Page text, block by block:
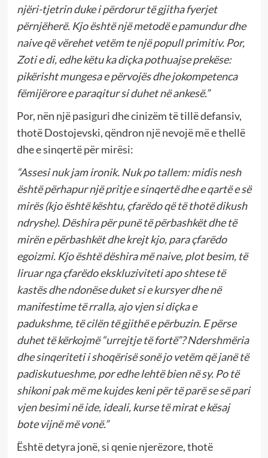
njëri-tjetrin duke i përdorur të gjitha fyerjet
përnjëherë. Kjo është një metodë e pamundur dhe
naive që vërehet vetëm te një popull primitiv. Por,
Zoti e di, edhe këtu ka diçka pothuajse prekëse:
pikërisht mungesa e përvojës dhe jokompetenca
fëmijërore e paraqitur si duhet në ankesë.”
Por, nën një pasiguri dhe cinizëm të tillë defansiv,
thotë Dostojevski, qëndron një nevojë më e thellë
dhe e sinqertë për mirësi:
“Assesi nuk jam ironik. Nuk po tallem: midis nesh
është përhapur një pritje e sinqertë dhe e qartë e së
mirës (kjo është kështu, çfarëdo që të thotë dikush
ndryshe). Dëshira për punë të përbashkët dhe të
mirën e përbashkët dhe krejt kjo, para çfarëdo
egoizmi. Kjo është dëshira më naive, plot besim, të
liruar nga çfarëdo ekskluziviteti apo shtese të
kastës dhe ndonëse duket si e kursyer dhe në
manifestime të rralla, ajo vjen si diçka e
padukshme, të cilën të gjithë e përbuzin. E përse
duhet të kërkojmë “urrejtje të fortë”? Ndershmëria
dhe sinqeriteti i shoqërisë sonë jo vetëm që janë të
padiskutueshme, por edhe lehtë bien në sy. Po të
shikoni pak më me kujdes keni për të parë se së pari
vjen besimi në ide, ideali, kurse të mirat e kësaj
bote vijnë më vonë.”
Është detyra jonë, si qenie njerëzore, thotë